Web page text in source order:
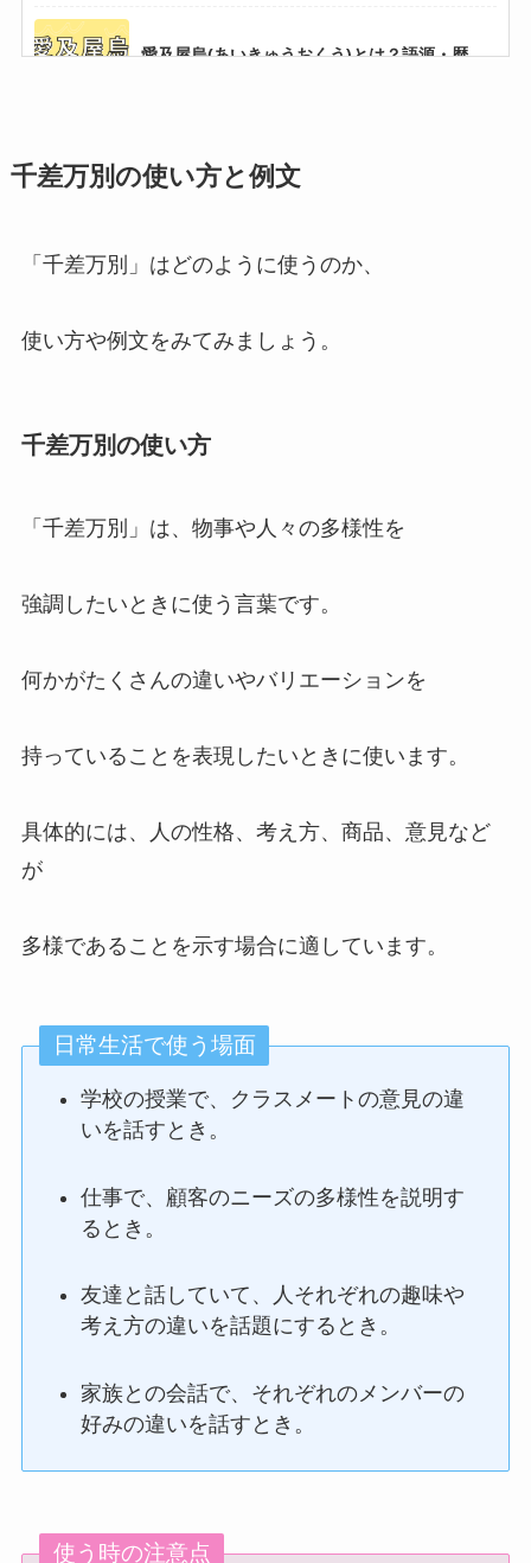
愛及屋烏(あいきゅうおくう)とは？語源・歴
「既成事実」とは？意味・使い方・例文・英語
例文をわかりやすく解説
絶対的(ぜったいてき)とは？ 意味を例文でわか
解説してみた
一念通天(いちねんつうてん)とは？意味・由
でわかりやすく解説してみた
元気潑剌(げんきはつらつ)の意味とは？使い方
例文をわかりやすく解説
千差万別の使い方と例文
「千差万別」はどのように使うのか、
使い方や例文をみてみましょう。
千差万別の使い方
「千差万別」は、物事や人々の多様性を
強調したいときに使う言葉です。
何かがたくさんの違いやバリエーションを
持っていることを表現したいときに使います。
具体的には、人の性格、考え方、商品、意見など
が
多様であることを示す場合に適しています。
日常生活で使う場面
学校の授業で、クラスメートの意見の違
いを話すとき。
仕事で、顧客のニーズの多様性を説明す
るとき。
友達と話していて、人それぞれの趣味や
考え方の違いを話題にするとき。
家族との会話で、それぞれのメンバーの
好みの違いを話すとき。
使う時の注意点